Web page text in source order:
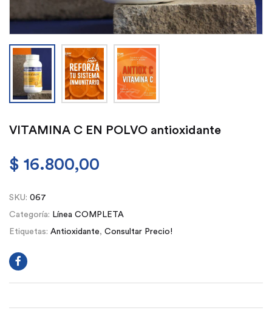
VITAMINA C EN POLVO antioxidante
$ 16.800,00
SKU: 067
Categoría: Línea COMPLETA
Etiquetas: Antioxidante, Consultar Precio!